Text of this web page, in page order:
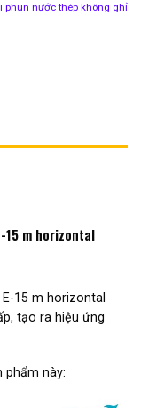
phun nước thép không ghỉ
15 m horizontal
15 m horizontal
tạo ra hiệu ứng
phẩm này: